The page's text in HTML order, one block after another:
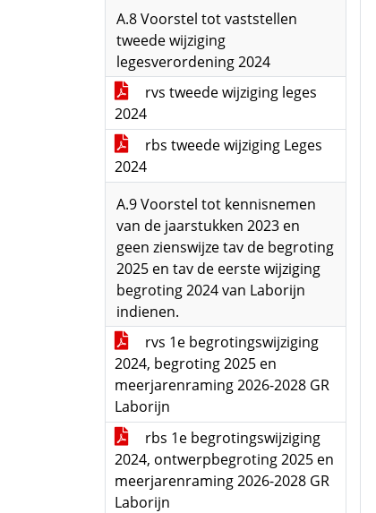
A.8 Voorstel tot vaststellen
tweede wijziging
legesverordening 2024
rvs tweede wijziging leges
2024
rbs tweede wijziging Leges
2024
A.9 Voorstel tot kennisnemen
van de jaarstukken 2023 en
geen zienswijze tav de begroting
2025 en tav de eerste wijziging
begroting 2024 van Laborijn
indienen.
rvs 1e begrotingswijziging
2024, begroting 2025 en
meerjarenraming 2026-2028 GR
Laborijn
rbs 1e begrotingswijziging
2024, ontwerpbegroting 2025 en
meerjarenraming 2026-2028 GR
Laborijn